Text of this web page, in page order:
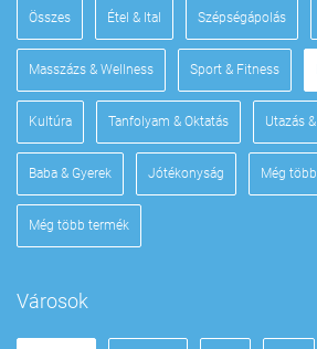
Összes Étel & Ital Szépségápolás
Masszázs & Wellness Sport & Fitness
Kultúra Tanfolyam & Oktatás Utazás
Baba & Gyerek Jótékonyság Még
Még több termék
Városok